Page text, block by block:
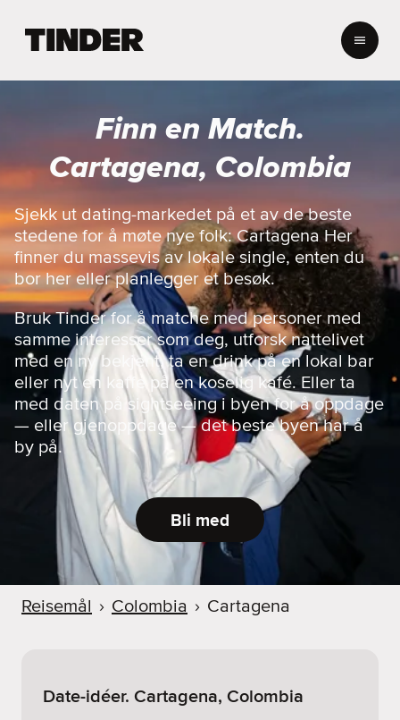
r
h
e
m
m
e
s
i
d
e
Finn en Match.
Cartagena, Colombia
Sjekk ut dating-markedet på et av de beste
stedene for å møte nye folk: Cartagena Her
finner du massevis av lokale single, enten du
bor her eller planlegger et besøk.
Bruk Tinder for å matche med personer med
samme interesser som deg, utforsk nattelivet
med en ny bekjent, ta en drink på en lokal bar
eller nyt en kaffe på en koselig kafé. Eller ta
med daten på sightseeing i byen for å oppdage
— eller gjenoppdage — det beste byen har å
by på.
Bli med
Reisemål › Colombia › Cartagena
Date-idéer. Cartagena, Colombia